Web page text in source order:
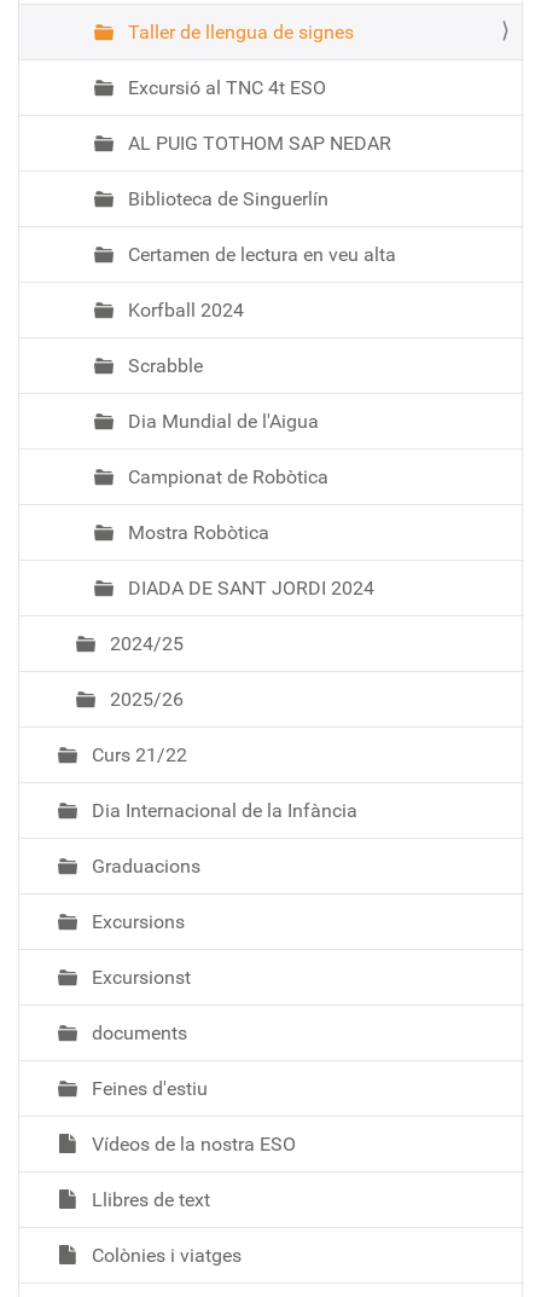
Taller de llengua de signes
Excursió al TNC 4t ESO
AL PUIG TOTHOM SAP NEDAR
Biblioteca de Singuerlín
Certamen de lectura en veu alta
Korfball 2024
Scrabble
Dia Mundial de l'Aigua
Campionat de Robòtica
Mostra Robòtica
DIADA DE SANT JORDI 2024
2024/25
2025/26
Curs 21/22
Dia Internacional de la Infància
Graduacions
Excursions
Excursionst
documents
Feines d'estiu
Vídeos de la nostra ESO
Llibres de text
Colònies i viatges